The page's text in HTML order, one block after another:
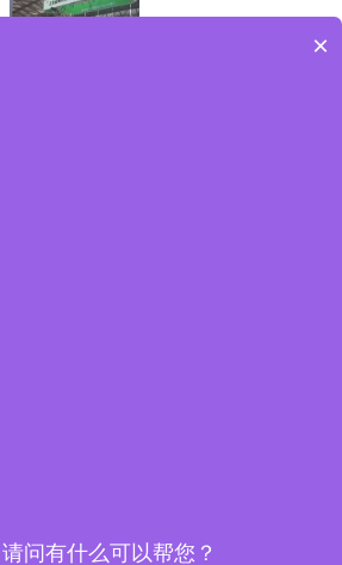
工程安装和设计专业集成商。
×
问有什么可以帮您？